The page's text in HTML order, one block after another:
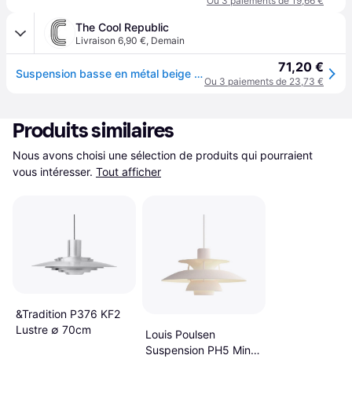
The Cool Republic
Livraison 6,90 €, Demain
Suspension basse en métal beige Cashmere - Ferm Living 71,20 €
Ou 3 paiements de 23,73 €
Produits similaires
Nous avons choisi une sélection de produits qui pourraient
vous intéresser. Tout afficher
&Tradition P376 KF2
Lustre ∅ 70cm
Louis Poulsen
Suspension PH5 Mini